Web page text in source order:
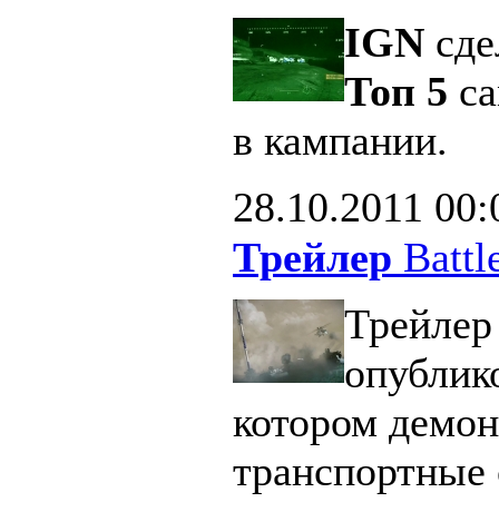
IGN
Топ 5
в кампании.
28.10.2011
Трейлер
котором
транспортные